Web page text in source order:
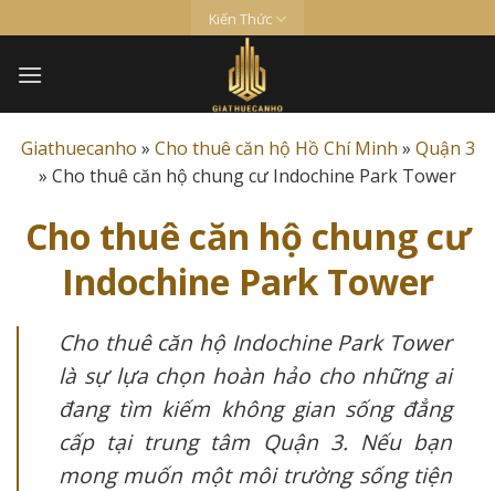
to
content
Kiến Thức
Giathuecanho » Cho thuê căn hộ Hồ Chí Minh » Quận 3
» Cho thuê căn hộ chung cư Indochine Park Tower
Cho thuê căn hộ chung cư
Indochine Park Tower
Cho thuê căn hộ Indochine Park Tower
là sự lựa chọn hoàn hảo cho những ai
đang tìm kiếm không gian sống đẳng
cấp tại trung tâm Quận 3. Nếu bạn
mong muốn một môi trường sống tiện